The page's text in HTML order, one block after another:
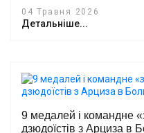
04 Травня 2026
Детальніше...
9 медалей і командне
дзюдоїстів з Арциза в